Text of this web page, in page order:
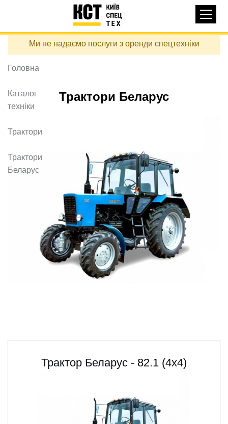
Перейти
вмісту
навигация
КАТАЛОГ ТЕХНІКИ
ДОСТАВКА ТА ОПЛАТА
ПРО НАС
ВІДГУКИ
КОНТАКТИ
Контактні телефони:
+38 (097) 746-67-04
ЗАДАТИ ПИТАННЯ
Ми не надаємо послуги з оренди спецтехніки
Трактори Беларус
Трактор Беларус - 82.1 (4х4)
Головна
Каталог
техніки
Трактори
Трактори
Беларус